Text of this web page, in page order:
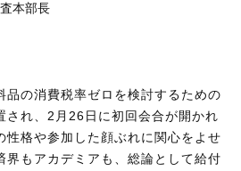
本部長
品の消費税率ゼロを検討するための
され、2月26日に初回会合が開かれ
性格や参加した顔ぶれに関心をよせ
界もアカデミアも、総論として給付